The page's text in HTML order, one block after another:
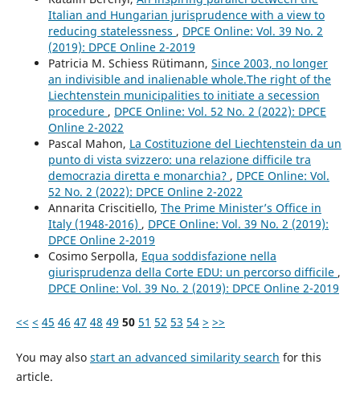
Italian and Hungarian jurisprudence with a view to
reducing statelessness , DPCE Online: Vol. 39 No. 2
(2019): DPCE Online 2-2019
Patricia M. Schiess Rütimann, Since 2003, no longer
an indivisible and inalienable whole.The right of the
Liechtenstein municipalities to initiate a secession
procedure , DPCE Online: Vol. 52 No. 2 (2022): DPCE
Online 2-2022
Pascal Mahon, La Costituzione del Liechtenstein da un
punto di vista svizzero: una relazione difficile tra
democrazia diretta e monarchia? , DPCE Online: Vol.
52 No. 2 (2022): DPCE Online 2-2022
Annarita Criscitiello, The Prime Minister’s Office in
Italy (1948-2016) , DPCE Online: Vol. 39 No. 2 (2019):
DPCE Online 2-2019
Cosimo Serpolla, Equa soddisfazione nella
giurisprudenza della Corte EDU: un percorso difficile ,
DPCE Online: Vol. 39 No. 2 (2019): DPCE Online 2-2019
<< < 45 46 47 48 49 50 51 52 53 54 > >>
You may also start an advanced similarity search for this
article.